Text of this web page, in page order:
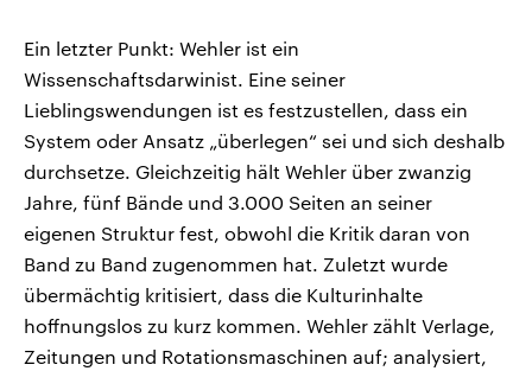
Ein letzter Punkt: Wehler ist ein
Wissenschaftsdarwinist. Eine seiner
Lieblingswendungen ist es festzustellen, dass ein
System oder Ansatz „überlegen“ sei und sich deshalb
durchsetze. Gleichzeitig hält Wehler über zwanzig
Jahre, fünf Bände und 3.000 Seiten an seiner
eigenen Struktur fest, obwohl die Kritik daran von
Band zu Band zugenommen hat. Zuletzt wurde
übermächtig kritisiert, dass die Kulturinhalte
hoffnungslos zu kurz kommen. Wehler zählt Verlage,
Zeitungen und Rotationsmaschinen auf; analysiert,